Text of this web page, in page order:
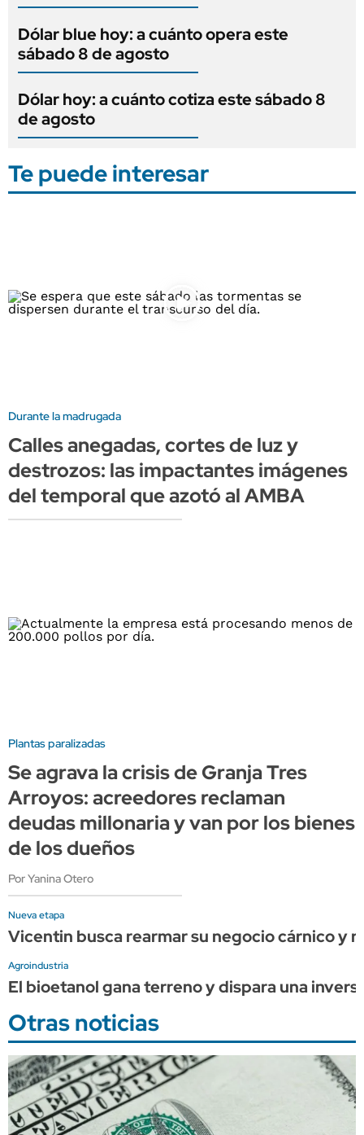
Dólar blue hoy: a cuánto opera este
sábado 8 de agosto
Dólar hoy: a cuánto cotiza este sábado 8
de agosto
Te puede interesar
Durante la madrugada
Calles anegadas, cortes de luz y
destrozos: las impactantes imágenes
del temporal que azotó al AMBA
Plantas paralizadas
Se agrava la crisis de Granja Tres
Arroyos: acreedores reclaman
deudas millonaria y van por los bienes
de los dueños
Por Yanina Otero
Nueva etapa
Vicentin busca rearmar su negocio cárnico y
Agroindustria
El bioetanol gana terreno y dispara una
Otras noticias